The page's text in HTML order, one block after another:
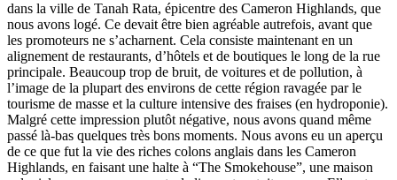
dans la ville de Tanah Rata, épicentre des Cameron Highlands, que
nous avons logé. Ce devait être bien agréable autrefois, avant que
les promoteurs ne s’acharnent. Cela consiste maintenant en un
alignement de restaurants, d’hôtels et de boutiques le long de la rue
principale. Beaucoup trop de bruit, de voitures et de pollution, à
l’image de la plupart des environs de cette région ravagée par le
tourisme de masse et la culture intensive des fraises (en hydroponie).
Malgré cette impression plutôt négative, nous avons quand même
passé là-bas quelques très bons moments. Nous avons eu un aperçu
de ce que fut la vie des riches colons anglais dans les Cameron
Highlands, en faisant une halte à “The Smokehouse”, une maison